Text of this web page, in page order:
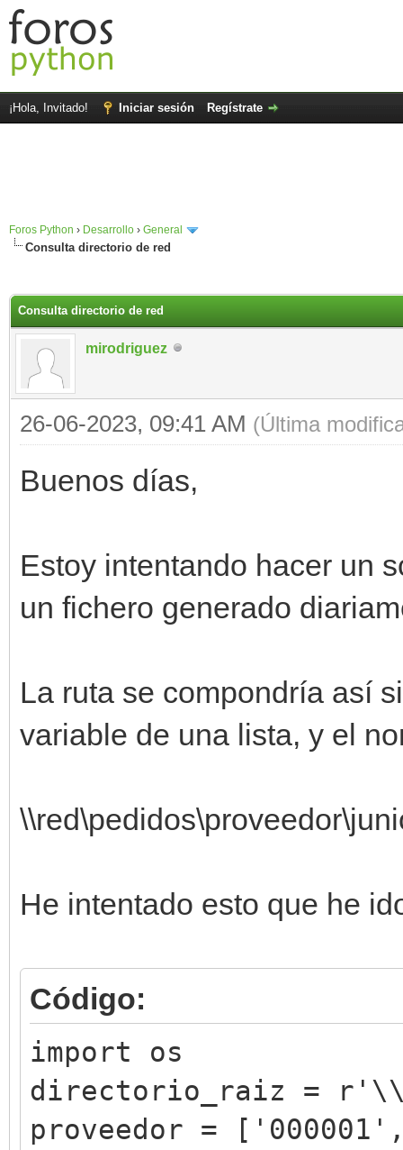
¡Hola, Invitado! Iniciar sesión Regístrate
Foros Python › Desarrollo › General
Consulta directorio de red
Consulta directorio de red
mirodriguez
26-06-2023, 09:41 AM (Última
Buenos días,
Estoy intentando hacer un
un fichero generado
La ruta se compondría así
variable de una lista, y el
He intentado esto que he
Código:
import os
directorio_raiz =
proveedor =